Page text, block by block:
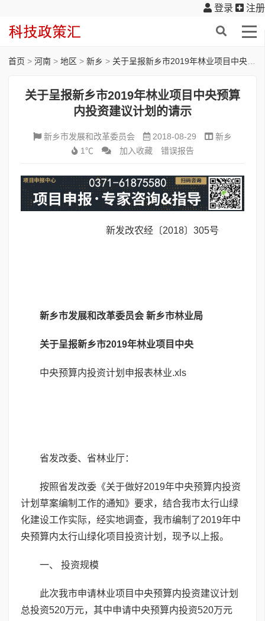
登录 注册
首页 > 河南 > 地区 > 新乡 > 关于呈报新乡市2019年林业项目中央预算内投资建议计划的请示
关于呈报新乡市2019年林业项目中央预算
内投资建议计划的请示
新乡市发展和改革委员会 2018-08-29
新乡
1℃
加入收藏 错误报告
新发改农经〔2018〕305号
新乡市发展和改革委员会 新乡市林业局
关于呈报新乡市2019年林业项目中央
中央预算内投资计划申报表林业.xls
省发改委、省林业厅：
按照省发改委《关于做好2019年中央预算内投资
计划草案编制工作的通知》要求，结合我市太行山绿
化建设工作实际，经实地调查，我市编制了2019年中
央预算内太行山绿化项目投资计划，现予以上报。
一、 投资规模
此次我市申请林业项目中央预算内投资建议计划
总投资520万元，其中申请中央预算内投资520万元